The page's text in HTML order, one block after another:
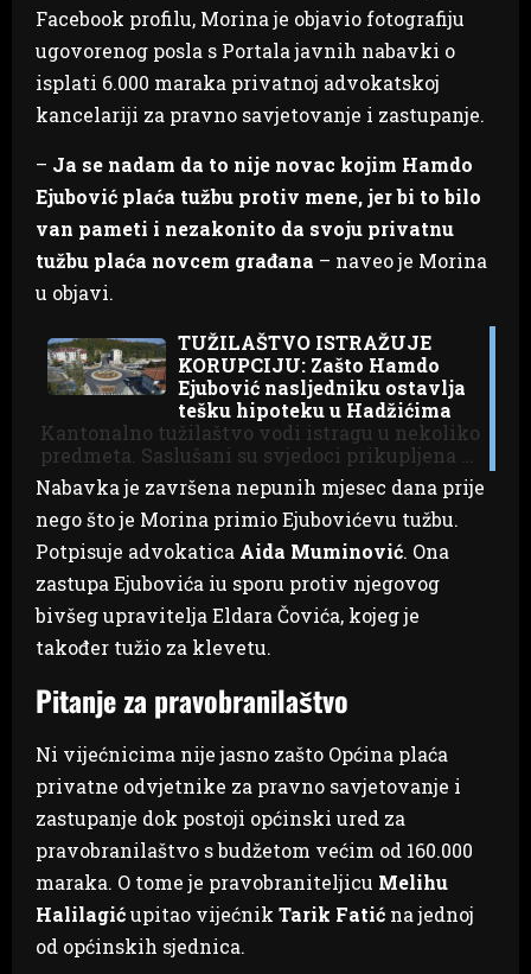
Facebook profilu, Morina je objavio fotografiju
ugovorenog posla s Portala javnih nabavki o
isplati 6.000 maraka privatnoj advokatskoj
kancelariji za pravno savjetovanje i zastupanje.
– Ja se nadam da to nije novac kojim Hamdo
Ejubović plaća tužbu protiv mene, jer bi to bilo
van pameti i nezakonito da svoju privatnu
tužbu plaća novcem građana – naveo je Morina
u objavi.
TUŽILAŠTVO ISTRAŽUJE
KORUPCIJU: Zašto Hamdo
Ejubović nasljedniku ostavlja
tešku hipoteku u Hadžićima
Kantonalno tužilaštvo vodi istragu u nekoliko
predmeta. Saslušani su svjedoci prikupljena …
Nabavka je završena nepunih mjesec dana prije
nego što je Morina primio Ejubovićevu tužbu.
Potpisuje advokatica Aida Muminović. Ona
zastupa Ejubovića iu sporu protiv njegovog
bivšeg upravitelja Eldara Čovića, kojeg je
također tužio za klevetu.
Pitanje za pravobranilaštvo
Ni vijećnicima nije jasno zašto Općina plaća
privatne odvjetnike za pravno savjetovanje i
zastupanje dok postoji općinski ured za
pravobranilaštvo s budžetom većim od 160.000
maraka. O tome je pravobraniteljicu Melihu
Halilagićupitao vijećnik Tarik Fatić na jednoj
od općinskih sjednica.